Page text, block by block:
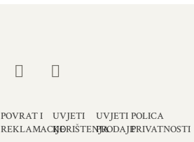
POVRAT I
REKLAMACIJE
UVJETI
KORIŠTENJA
UVJETI
PRODAJE
POLICA
PRIVATNOSTI